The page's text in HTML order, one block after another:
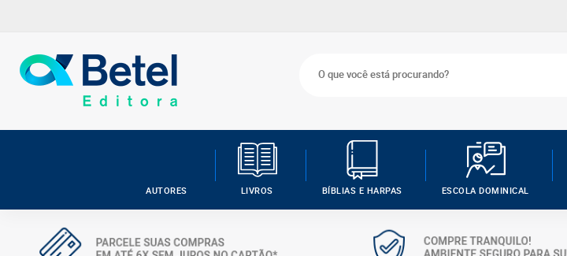
AUTORES LIVROS BÍBLIAS E HARPAS ESCOLA DOMINICAL